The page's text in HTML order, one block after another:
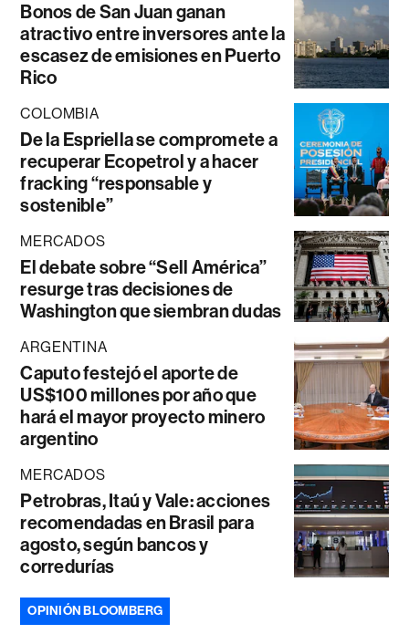
Bonos de San Juan ganan
atractivo entre inversores ante la
escasez de emisiones en Puerto
Rico
COLOMBIA
De la Espriella se compromete a
recuperar Ecopetrol y a hacer
fracking “responsable y
sostenible”
MERCADOS
El debate sobre “Sell América”
resurge tras decisiones de
Washington que siembran dudas
ARGENTINA
Caputo festejó el aporte de
US$100 millones por año que
hará el mayor proyecto minero
argentino
MERCADOS
Petrobras, Itaú y Vale: acciones
recomendadas en Brasil para
agosto, según bancos y
corredurías
OPINIÓN BLOOMBERG